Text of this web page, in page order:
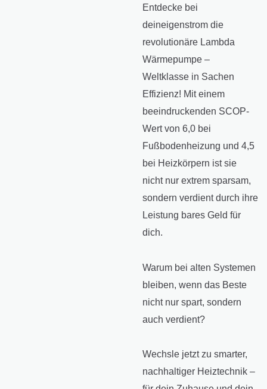
Entdecke bei
deineigenstrom die
revolutionäre Lambda
Wärmepumpe –
Weltklasse in Sachen
Effizienz! Mit einem
beeindruckenden SCOP-
Wert von 6,0 bei
Fußbodenheizung und 4,5
bei Heizkörpern ist sie
nicht nur extrem sparsam,
sondern verdient durch ihre
Leistung bares Geld für
dich.
Warum bei alten Systemen
bleiben, wenn das Beste
nicht nur spart, sondern
auch verdient?
Wechsle jetzt zu smarter,
nachhaltiger Heiztechnik –